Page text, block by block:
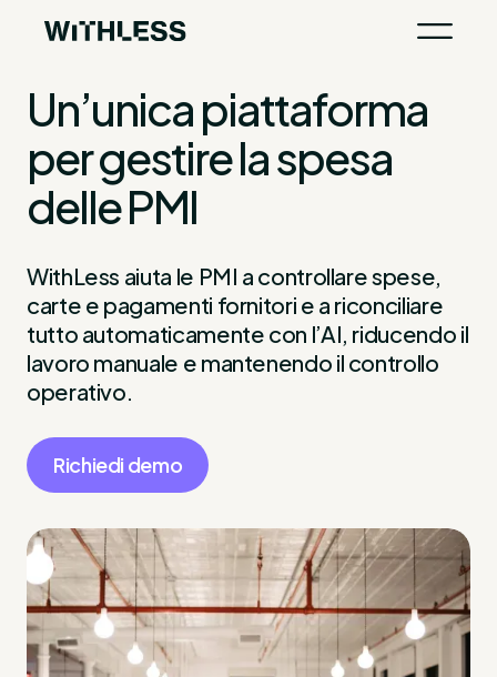
Un’unica piattaforma
per gestire la spesa
delle PMI
WithLess aiuta le PMI a controllare spese,
carte e pagamenti fornitori e a riconciliare
tutto automaticamente con l’AI, riducendo il
lavoro manuale e mantenendo il controllo
operativo.
Richiedi demo